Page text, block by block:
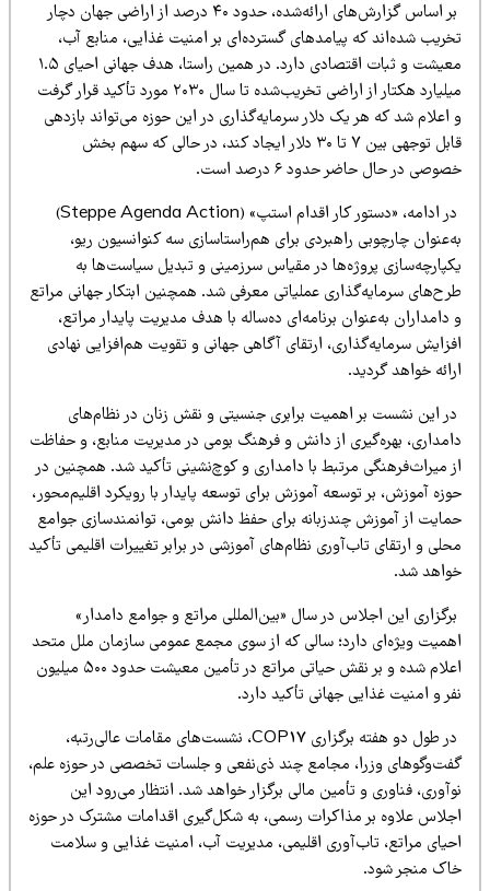
بر اساس گزارش‌های ارائه‌شده، حدود ۴۰ درصد از اراضی جهان دچار
شده‌اند که پیامدهای گسترده‌ای بر امنیت غذایی، منابع آب،
معیشت و ثبات اقتصادی دارد. در همین راستا، هدف جهانی احیای ۱.۵
میلیارد هکتار از اراضی تخریب‌شده تا سال ۲۰۳۰ مورد تأکید قرار گرفت
اعلام شد که هر یک دلار سرمایه‌گذاری در این حوزه می‌تواند بازدهی
قابل توجهی بین ۷ تا ۳۰ دلار ایجاد کند، در حالی که سهم بخش
در حال حاضر حدود ۶ درصد است.
در ادامه، «دستور کار اقدام استپ» (Steppe Agenda Action)
چارچوبی راهبردی برای هم‌راستاسازی سه کنوانسیون ریو،
پروژه‌ها در مقیاس سرزمینی و تبدیل سیاست‌ها به
سرمایه‌گذاری عملیاتی معرفی شد. همچنین ابتکار جهانی مراتع
به‌عنوان برنامه‌ای ده‌ساله با هدف مدیریت پایدار مراتع،
سرمایه‌گذاری، ارتقای آگاهی جهانی و تقویت هم‌افزایی نهادی
خواهد گردید.
این نشست بر اهمیت برابری جنسیتی و نقش زنان در نظام‌های
بهره‌گیری از دانش و فرهنگ بومی در مدیریت منابع، و حفاظت
میراث‌فرهنگی مرتبط با دامداری و کوچ‌نشینی تأکید شد. همچنین در
آموزش، بر توسعه آموزش برای توسعه پایدار با رویکرد اقلیم‌محور،
از آموزش چندزبانه برای حفظ دانش بومی، توانمندسازی جوامع
و ارتقای تاب‌آوری نظام‌های آموزشی در برابر تغییرات اقلیمی تأکید
شد.
این اجلاس در سال «بین‌المللی مراتع و جوامع دامدار»
ویژه‌ای دارد؛ سالی که از سوی مجمع عمومی سازمان ملل متحد
اعلام شده و بر نقش حیاتی مراتع در تأمین معیشت حدود ۵۰۰ میلیون
و امنیت غذایی جهانی تأکید دارد.
در طول دو هفته برگزاری COP17، نشست‌های مقامات عالی‌رتبه،
وزرا، مجامع چند ذی‌نفعی و جلسات تخصصی در حوزه علم،
فناوری و تأمین مالی برگزار خواهد شد. انتظار می‌رود این
علاوه بر مذاکرات رسمی، به شکل‌گیری اقدامات مشترک در حوزه
مراتع، تاب‌آوری اقلیمی، مدیریت آب، امنیت غذایی و سلامت
منجر شود.